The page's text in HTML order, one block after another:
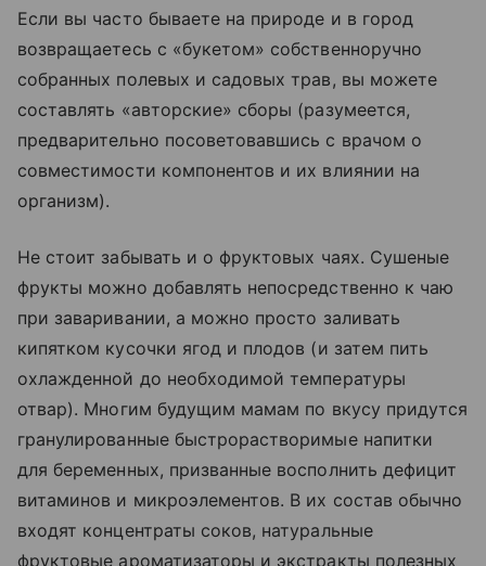
Если вы часто бываете на природе и в город
возвращаетесь с «букетом» собственноручно
собранных полевых и садовых трав, вы можете
составлять «авторские» сборы (разумеется,
предварительно посоветовавшись с врачом о
совместимости компонентов и их влиянии на
организм).
Не стоит забывать и о фруктовых чаях. Сушеные
фрукты можно добавлять непосредственно к чаю
при заваривании, а можно просто заливать
кипятком кусочки ягод и плодов (и затем пить
охлажденной до необходимой температуры
отвар). Многим будущим мамам по вкусу придутся
гранулированные быстрорастворимые напитки
для беременных, призванные восполнить дефицит
витаминов и микроэлементов. В их состав обычно
входят концентраты соков, натуральные
фруктовые ароматизаторы и экстракты полезных